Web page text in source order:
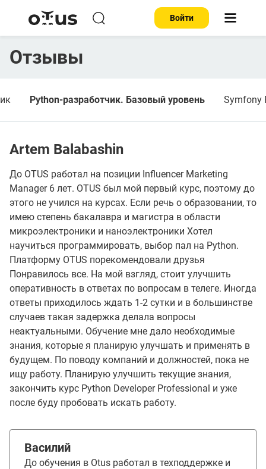
Войти
Отзывы
Python-разработчик. Базовый уровень Symfony
Artem Balabashin
До OTUS работал на позиции Influencer Marketing
Manager 6 лет. OTUS был мой первый курс, поэтому до
этого не учился на курсах. Если речь о образовании, то
имею степень бакалавра и магистра в области
микроэлектроники и наноэлектроники Хотел
научиться программировать, выбор пал на Python.
Платформу OTUS порекомендовали друзья
Понравилось все. На мой взгляд, стоит улучшить
оперативность в ответах по вопросам в телеге. Иногда
ответы приходилось ждать 1-2 сутки и в большинстве
случаев такая задержка делала вопросы
неактуальными. Обучение мне дало необходимые
знания, которые я планирую улучшать и применять в
будущем. По поводу компаний и должностей, пока не
ищу работу. Планирую улучшить текущие знания,
закончить курс Python Developer Professional и уже
после буду пробовать искать работу.
Василий
До обучения в Otus работал в техподдержке и